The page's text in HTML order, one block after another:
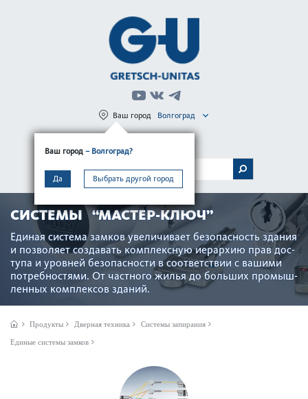
Ваш город – Волгоград?
Да Выбрать другой город
Ваш город Волгоград
МЕНЮ
СИСТЕМЫ “МАСТЕР-КЛЮЧ”
Единая сис­тема замков увеличивает безоп­асность здания
и позв­оляет созд­авать комплексную иер­архию прав дос­
тупа и уровней безоп­асности в соотв­е­тствии с вашими
потребно­с­тями. От частного жилья до больших промыш­
ленных комплексов зданий.
Продукты Дверная техника Системы запирания
Единые системы замков